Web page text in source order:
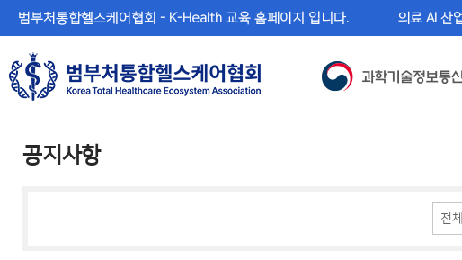
바
가
기
바
가
기
범부처통합헬스케어협회 - K-Health 교육 홈페이지 입니다. 의료 AI 산
공지사항